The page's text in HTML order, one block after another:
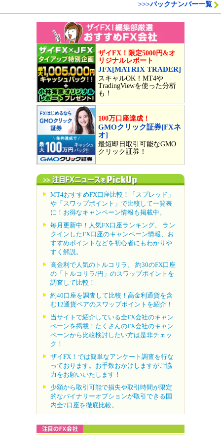
>>>バックナンバー一覧
ザイFX！限定5000円&オ
リジナルレポート
JFX[MATRIX TRADER]
スキャルOK！MT4や
TradingViewを使った分析
も！
100万口座達成！
GMOクリック証券[FXネ
オ]
最短即日取引可能なGMO
クリック証券！
MT4おすすめFX口座比較！「スプレッド」
や「スワップポイント」で比較して一覧表
に！お得なキャンペーン情報も掲載中。
毎月更新中！人気FX口座ランキング。 ラン
クインしたFX口座のキャンペーン情報、お
すすめポイントなどを初心者にもわかりや
すく解説。
高金利で人気のトルコリラ。 約30のFX口座
の「トルコリラ/円」のスワップポイントを
調査して比較！
約40口座を調査して比較！高金利通貨を含
む12通貨ペアのスワップポイントを紹介！
当サイトで紹介している全FX会社のキャン
ペーンを掲載！たくさんのFX会社のキャン
ペーンから比較検討したい方は是非チェッ
ク！
ザイFX！では簡単なアンケート調査を行な
っております。お手数おかけしますがご協
力をお願いいたします！
少額から取引可能で損失や取引時間が限定
的なバイナリーオプションが取引できる国
内全7口座を徹底比較。